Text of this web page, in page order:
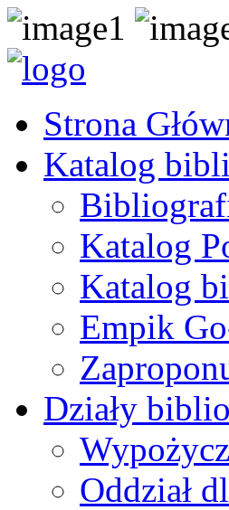
Strona
Katalog
Katalog
Katalog
Empik
Działy
Oddział